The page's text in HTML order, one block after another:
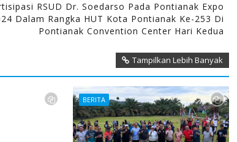
RSUD Dr. Soedarso Pada Pontianak Expo
Dalam Rangka HUT Kota Pontianak Ke-253 Di
Pontianak Convention Center Hari Kedua
Tampilkan Lebih Banyak
BERITA